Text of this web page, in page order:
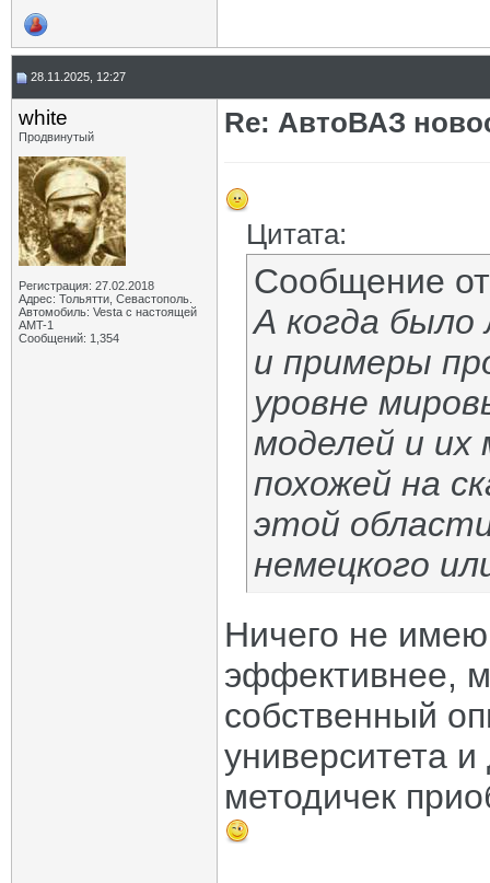
28.11.2025, 12:27
white
Продвинутый
Регистрация: 27.02.2018
Адрес: Тольятти, Севастополь.
Автомобиль: Vesta с настоящей
AMT-1
Сообщений: 1,354
Re: АвтоВАЗ
Цитата:
Сообщение
А когда
и примеры
уровне
моделей и
похожей на
этой
немецкого
Ничего не
эффективнее,
собственный
университета и
методичек